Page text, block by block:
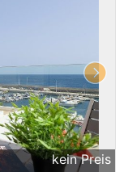
kein Preis